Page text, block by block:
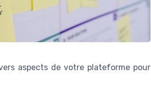
aspects de votre plateforme pour